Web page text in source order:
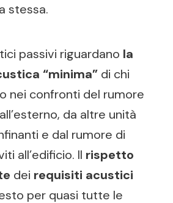
stessa.
passivi riguardano la
“minima” di chi
nei confronti del rumore
da altre unità
e dal rumore di
all’edificio. Il rispetto
dei requisiti acustici
per quasi tutte le